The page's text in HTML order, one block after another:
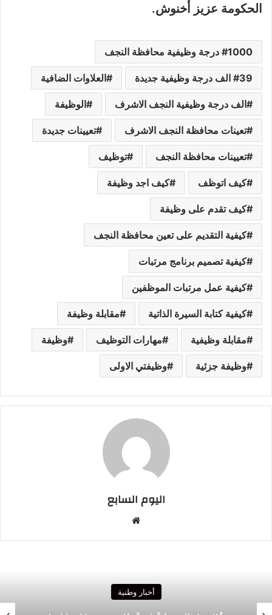
الحكومة عزيز أخنوش.
1000 درجة وظيفية محافظة النجف
39 الف درجة وظيفية جديدة العلاوات الضافية
الف درجة وظيفية النجف الاشرف الوظيفة
تعينات محافظة النجف الاشرف تعيينات جديدة
تعيينات محافظة النجف توظيف
كيف اتوظف كيف اجد وظيفة
كيف تقدم على وظيفة
كيفية التقديم على تعين محافظة النجف
كيفية تصميم برنامج مرتبات
كيفية عمل مرتبات الموظفين
كيفية كتابة السيرة الذاتية مقابلة وظيفة
مقابلة وظيفية مهارات التوظيف وظيفة
وظيفة جزئية وظيفتي الاولى
اليوم السابع